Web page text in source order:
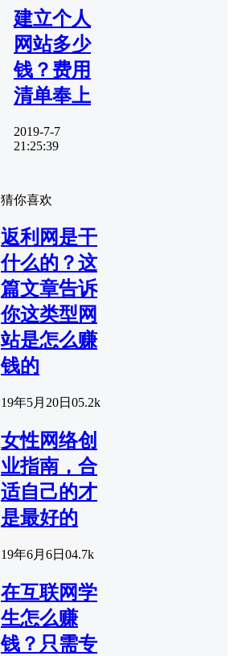
建立个人
网站多少
钱？费用
清单奉上
2019-7-7
21:25:39
猜你喜欢
返利网是干
什么的？这
篇文章告诉
你这类型网
站是怎么赚
钱的
19年5月20日 05.2k
女性网络创
业指南，合
适自己的才
是最好的
19年6月6日 04.7k
在互联网学
生怎么赚
钱？只需专